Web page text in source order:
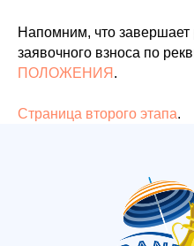
Напомним, что завершает
заявочного взноса по
ПОЛОЖЕНИЯ .
Страница второго этапа.